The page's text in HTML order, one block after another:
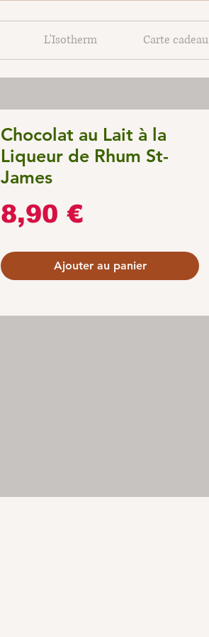
L'Isotherm Carte cadeau
Chocolat au Lait à la
Liqueur de Rhum St-
James
8,90 €Prix
Ajouter au panier